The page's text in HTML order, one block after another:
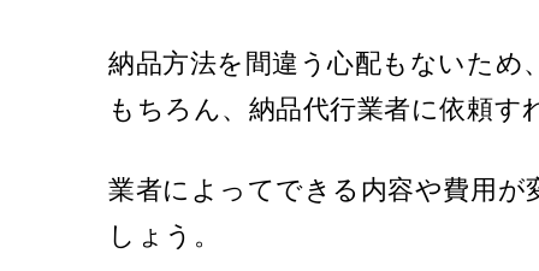
納品方法を間違う心配もないた
もちろん、納品代行業者に依頼
業者によってできる内容や費用
しょう。